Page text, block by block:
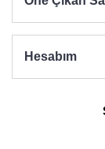
Hesabım